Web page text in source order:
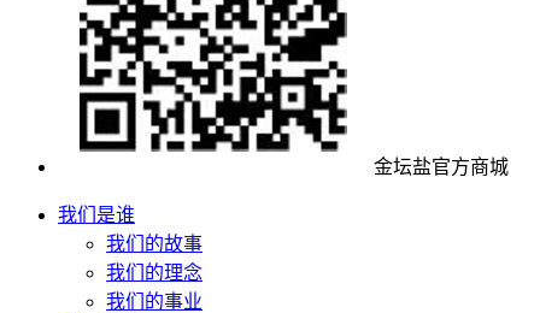
金坛盐官方商城
我们是谁
我们的故事
我们的理念
我们的事业